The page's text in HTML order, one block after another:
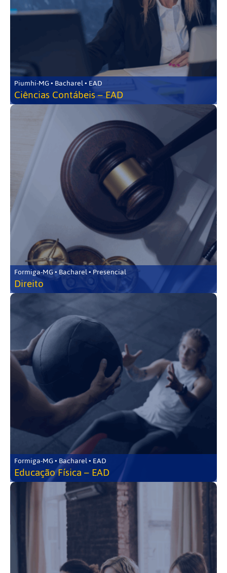
Piumhi-MG • Bacharel • EAD
Ciências Contábeis – EAD
Formiga-MG • Bacharel • Presencial
Direito
Formiga-MG • Bacharel • EAD
Educação Física – EAD